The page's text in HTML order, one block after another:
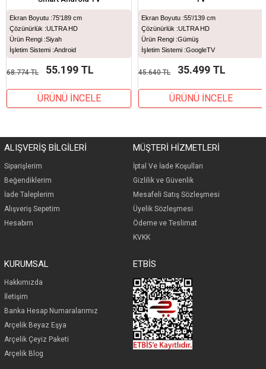
Ekran Boyutu : 75'189 cm
Çözünürlük : ULTRA HD
Ürün Rengi : Siyah
İşletim Sistemi : Android
55.199 TL
68.774 TL
ÜRÜNÜ İNCELE
Ekran Boyutu : 55'/139 cm
Çözünürlük : ULTRA HD
Ürün Rengi : Gümüş
İşletim Sistemi : GoogleTV
35.499 TL
45.640 TL
ÜRÜNÜ İNCELE
ALIŞVERİŞ BİLGİLERİ
Siparişlerim
Beğendiklerim
İade Taleplerim
Alışveriş Sepetim
Hesabım
MÜŞTERİ HİZMETLERİ
İptal Ve İade Koşulları
Gizlilik ve Güvenlik
Mesafeli Satış Sözleşmesi
Üyelik Sözleşmesi
Ödeme ve Teslimat
KVKK
KURUMSAL
Hakkımızda
İletişim
Banka Hesap Numaralarımız
Arçelik Beyaz Eşya
Arçelik Çeyiz Paketi
Arçelik Blog
ETBİS